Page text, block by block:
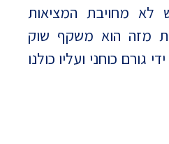
לא מחויבת המציאות
מזה הוא משקף שוק
גורם כוחני ועליו כולנו